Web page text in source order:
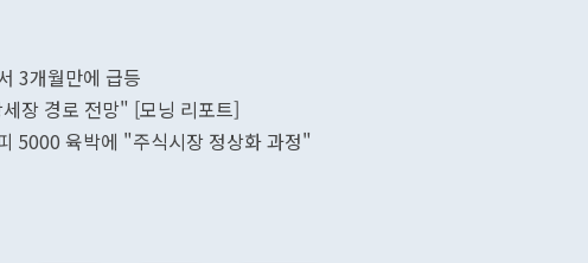
3개월만에 급등
장 경로 전망" [모닝 리포트]
5000 육박에 "주식시장 정상화 과정"